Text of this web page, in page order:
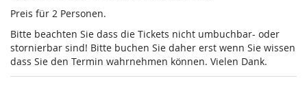
Preis für 2 Personen.
Bitte beachten Sie dass die Tickets nicht umbuchbar- oder
stornierbar sind! Bitte buchen Sie daher erst wenn Sie wissen
dass Sie den Termin wahrnehmen können. Vielen Dank.